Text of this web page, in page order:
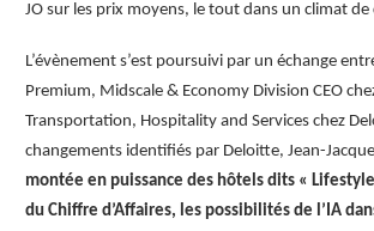
JO sur les prix moyens, le tout dans un climat
L’évènement s’est poursuivi par un échange
Premium, Midscale & Economy Division CEO
Transportation, Hospitality and Services chez
changements identifiés par Deloitte, Jean-
montée en puissance des hôtels dits «
du Chiffre d’Affaires, les possibilités de l’IA